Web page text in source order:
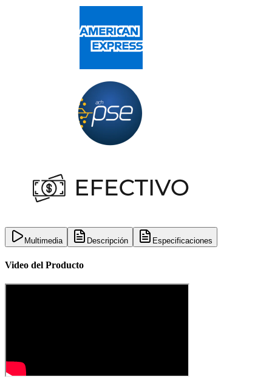
Multimedia Descripción Especificaciones
Video del Producto